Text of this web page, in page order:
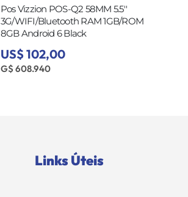
Pos Vizzion POS-Q2 58MM 5.5''
3G/WIFI/Bluetooth RAM 1GB/ROM
8GB Android 6 Black
US$ 102,00
G$ 608.940
Links Úteis